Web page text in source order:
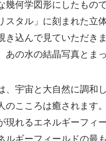
幾何学図形にしたもの
スタル」に刻まれた
き込んで見ていただき
あの水の結晶写真とま
宇宙と大自然に調和
のこころは癒されます。
れるエネルギーフィ
ルギーフィールドの最